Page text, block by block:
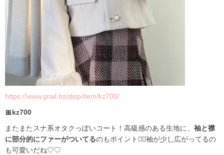
https://www.grail.bz/disp/item/kz700/
🎀kz700
またまたスナ系オタクっぽいコート！高級感のある生地に、 袖と襟
に部分的にファーがついてるのもポイント✊🏻袖が少し広がってるの
も可愛いだね♡♡